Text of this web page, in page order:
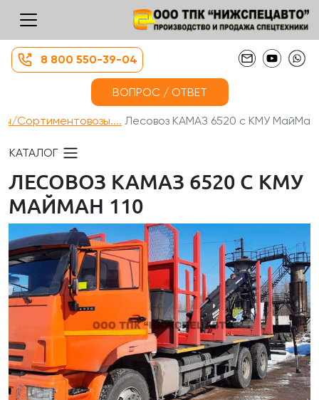
8 800 550-39-04
ВОПРОС / ОТВЕТ
Сортиментовозы.... Лесовоз КАМАЗ 6520 с КМУ МайМа...
КАТАЛОГ
ЛЕСОВОЗ КАМАЗ 6520 С КМУ
МАЙМАН 110